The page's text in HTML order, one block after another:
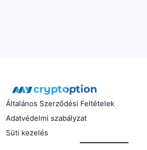
Általános Szerződési Feltételek
Adatvédelmi szabályzat
Süti kezelés